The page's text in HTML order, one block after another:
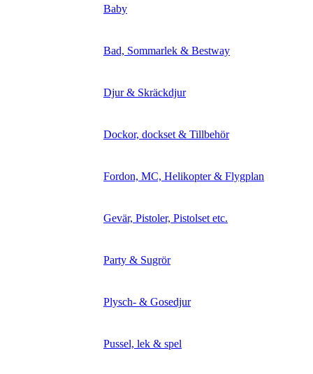
Baby
Bad, Sommarlek & Bestway
Djur & Skräckdjur
Dockor, dockset & Tillbehör
Fordon, MC, Helikopter & Flygplan
Gevär, Pistoler, Pistolset etc.
Party & Sugrör
Plysch- & Gosedjur
Pussel, lek & spel